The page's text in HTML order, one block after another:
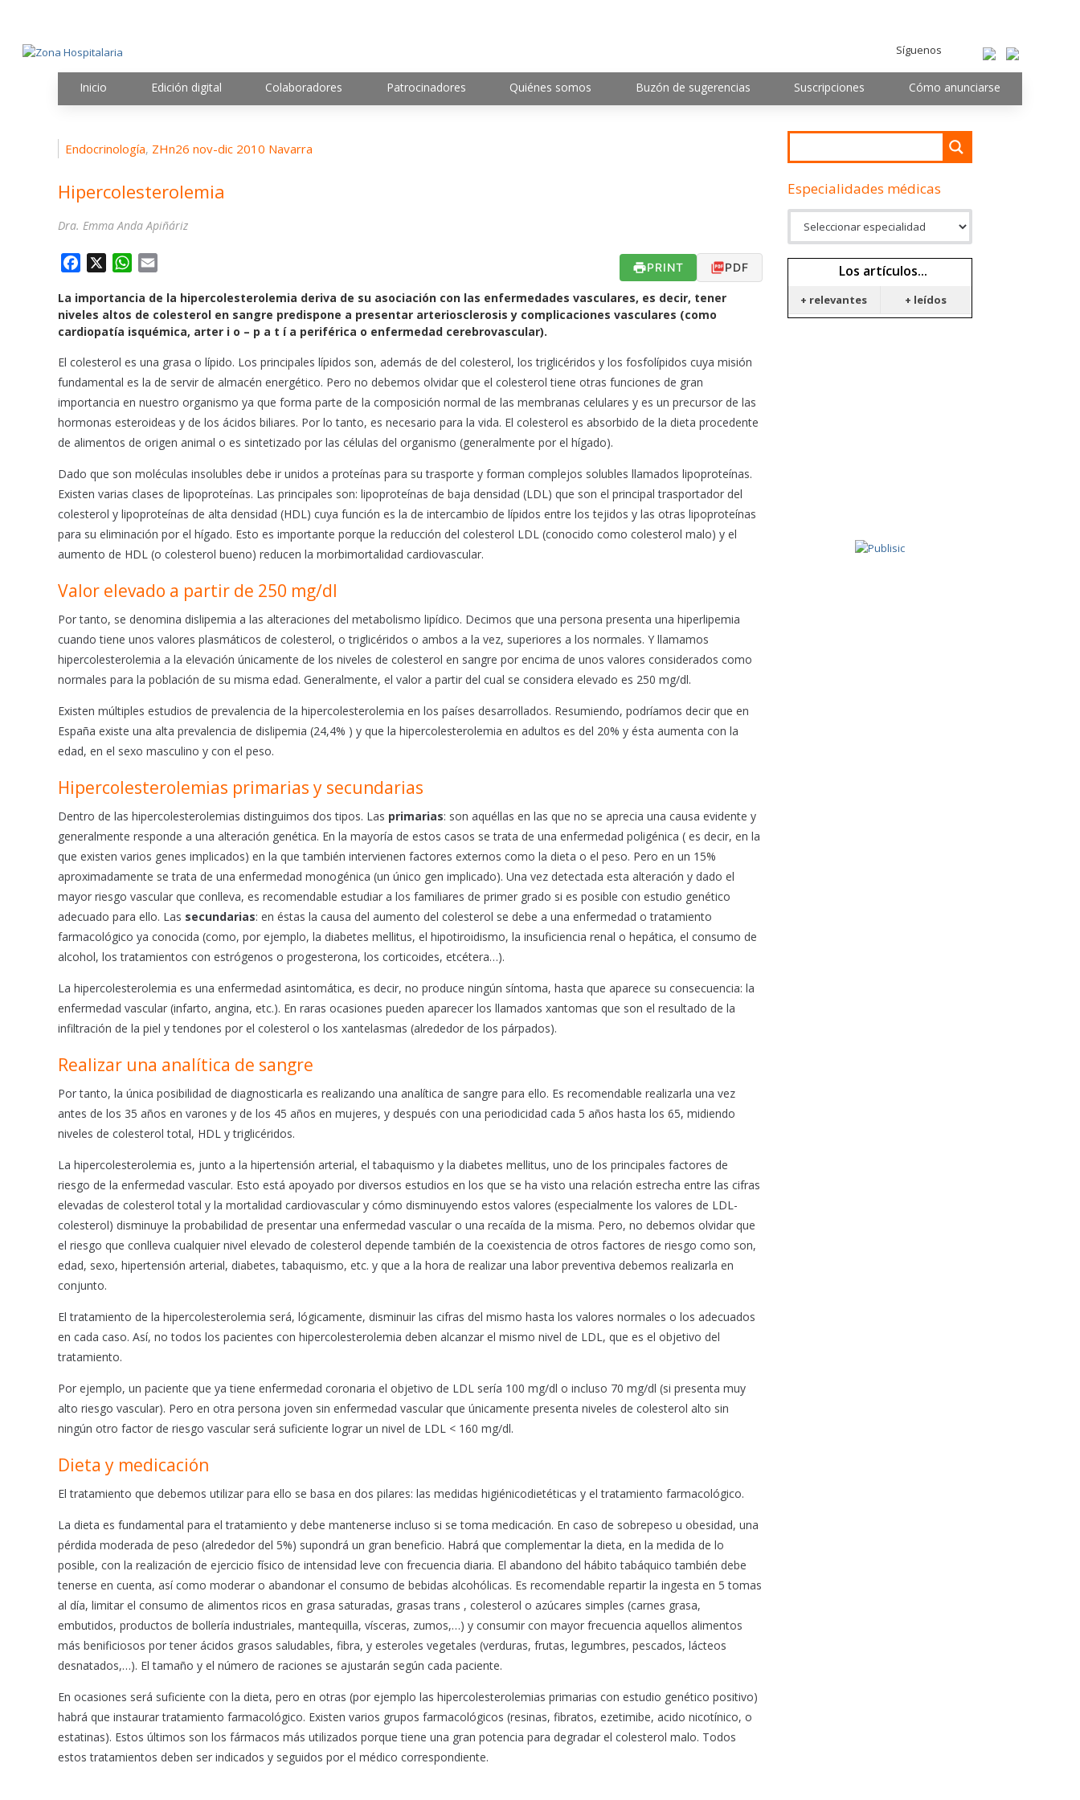
Síguenos
Inicio Edición digital Colaboradores Patrocinadores Quiénes somos Buzón de sugerencias Suscripciones Cómo anunciarse
Endocrinología, ZHn26 nov-dic 2010 Navarra
Hipercolesterolemia
Dra. Emma Anda Apiñáriz
c
e
b
o
o
k
W
a
t
s
A
p
p
a
i
l
PRINT PDF
La importancia de la hipercolesterolemia deriva de su asociación con las enfermedades vasculares, es decir, tener
niveles altos de colesterol en sangre predispone a presentar arteriosclerosis y complicaciones vasculares (como
cardiopatía isquémica, arter i o – p a t í a periférica o enfermedad cerebrovascular).
El colesterol es una grasa o lípido. Los principales lípidos son, además de del colesterol, los triglicéridos y los fosfolípidos cuya misión
fundamental es la de servir de almacén energético. Pero no debemos olvidar que el colesterol tiene otras funciones de gran
importancia en nuestro organismo ya que forma parte de la composición normal de las membranas celulares y es un precursor de las
hormonas esteroideas y de los ácidos biliares. Por lo tanto, es necesario para la vida. El colesterol es absorbido de la dieta procedente
de alimentos de origen animal o es sintetizado por las células del organismo (generalmente por el hígado).
Dado que son moléculas insolubles debe ir unidos a proteínas para su trasporte y forman complejos solubles llamados lipoproteínas.
Existen varias clases de lipoproteínas. Las principales son: lipoproteínas de baja densidad (LDL) que son el principal trasportador del
colesterol y lipoproteínas de alta densidad (HDL) cuya función es la de intercambio de lípidos entre los tejidos y las otras lipoproteínas
para su eliminación por el hígado. Esto es importante porque la reducción del colesterol LDL (conocido como colesterol malo) y el
aumento de HDL (o colesterol bueno) reducen la morbimortalidad cardiovascular.
Valor elevado a partir de 250 mg/dl
Por tanto, se denomina dislipemia a las alteraciones del metabolismo lipídico. Decimos que una persona presenta una hiperlipemia
cuando tiene unos valores plasmáticos de colesterol, o triglicéridos o ambos a la vez, superiores a los normales. Y llamamos
hipercolesterolemia a la elevación únicamente de los niveles de colesterol en sangre por encima de unos valores considerados como
normales para la población de su misma edad. Generalmente, el valor a partir del cual se considera elevado es 250 mg/dl.
Existen múltiples estudios de prevalencia de la hipercolesterolemia en los países desarrollados. Resumiendo, podríamos decir que en
España existe una alta prevalencia de dislipemia (24,4% ) y que la hipercolesterolemia en adultos es del 20% y ésta aumenta con la
edad, en el sexo masculino y con el peso.
Hipercolesterolemias primarias y secundarias
Dentro de las hipercolesterolemias distinguimos dos tipos. Las primarias: son aquéllas en las que no se aprecia una causa evidente y
generalmente responde a una alteración genética. En la mayoría de estos casos se trata de una enfermedad poligénica ( es decir, en la
que existen varios genes implicados) en la que también intervienen factores externos como la dieta o el peso. Pero en un 15%
aproximadamente se trata de una enfermedad monogénica (un único gen implicado). Una vez detectada esta alteración y dado el
mayor riesgo vascular que conlleva, es recomendable estudiar a los familiares de primer grado si es posible con estudio genético
adecuado para ello. Las secundarias: en éstas la causa del aumento del colesterol se debe a una enfermedad o tratamiento
farmacológico ya conocida (como, por ejemplo, la diabetes mellitus, el hipotiroidismo, la insuficiencia renal o hepática, el consumo de
alcohol, los tratamientos con estrógenos o progesterona, los corticoides, etcétera…).
La hipercolesterolemia es una enfermedad asintomática, es decir, no produce ningún síntoma, hasta que aparece su consecuencia: la
enfermedad vascular (infarto, angina, etc.). En raras ocasiones pueden aparecer los llamados xantomas que son el resultado de la
infiltración de la piel y tendones por el colesterol o los xantelasmas (alrededor de los párpados).
Realizar una analítica de sangre
Por tanto, la única posibilidad de diagnosticarla es realizando una analítica de sangre para ello. Es recomendable realizarla una vez
antes de los 35 años en varones y de los 45 años en mujeres, y después con una periodicidad cada 5 años hasta los 65, midiendo
niveles de colesterol total, HDL y triglicéridos.
La hipercolesterolemia es, junto a la hipertensión arterial, el tabaquismo y la diabetes mellitus, uno de los principales factores de
riesgo de la enfermedad vascular. Esto está apoyado por diversos estudios en los que se ha visto una relación estrecha entre las cifras
elevadas de colesterol total y la mortalidad cardiovascular y cómo disminuyendo estos valores (especialmente los valores de LDL-
colesterol) disminuye la probabilidad de presentar una enfermedad vascular o una recaída de la misma. Pero, no debemos olvidar que
el riesgo que conlleva cualquier nivel elevado de colesterol depende también de la coexistencia de otros factores de riesgo como son,
edad, sexo, hipertensión arterial, diabetes, tabaquismo, etc. y que a la hora de realizar una labor preventiva debemos realizarla en
conjunto.
El tratamiento de la hipercolesterolemia será, lógicamente, disminuir las cifras del mismo hasta los valores normales o los adecuados
en cada caso. Así, no todos los pacientes con hipercolesterolemia deben alcanzar el mismo nivel de LDL, que es el objetivo del
tratamiento.
Por ejemplo, un paciente que ya tiene enfermedad coronaria el objetivo de LDL sería 100 mg/dl o incluso 70 mg/dl (si presenta muy
alto riesgo vascular). Pero en otra persona joven sin enfermedad vascular que únicamente presenta niveles de colesterol alto sin
ningún otro factor de riesgo vascular será suficiente lograr un nivel de LDL < 160 mg/dl.
Dieta y medicación
El tratamiento que debemos utilizar para ello se basa en dos pilares: las medidas higiénicodietéticas y el tratamiento farmacológico.
La dieta es fundamental para el tratamiento y debe mantenerse incluso si se toma medicación. En caso de sobrepeso u obesidad, una
pérdida moderada de peso (alrededor del 5%) supondrá un gran beneficio. Habrá que complementar la dieta, en la medida de lo
posible, con la realización de ejercicio físico de intensidad leve con frecuencia diaria. El abandono del hábito tabáquico también debe
tenerse en cuenta, así como moderar o abandonar el consumo de bebidas alcohólicas. Es recomendable repartir la ingesta en 5 tomas
al día, limitar el consumo de alimentos ricos en grasa saturadas, grasas trans , colesterol o azúcares simples (carnes grasa,
embutidos, productos de bollería industriales, mantequilla, vísceras, zumos,…) y consumir con mayor frecuencia aquellos alimentos
más benificiosos por tener ácidos grasos saludables, fibra, y esteroles vegetales (verduras, frutas, legumbres, pescados, lácteos
desnatados,…). El tamaño y el número de raciones se ajustarán según cada paciente.
En ocasiones será suficiente con la dieta, pero en otras (por ejemplo las hipercolesterolemias primarias con estudio genético positivo)
habrá que instaurar tratamiento farmacológico. Existen varios grupos farmacológicos (resinas, fibratos, ezetimibe, acido nicotínico, o
estatinas). Estos últimos son los fármacos más utilizados porque tiene una gran potencia para degradar el colesterol malo. Todos
estos tratamientos deben ser indicados y seguidos por el médico correspondiente.
Especialidades médicas
Los artículos...
+ relevantes + leídos